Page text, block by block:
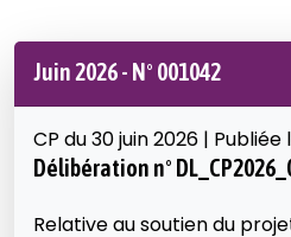
Juin 2026 - N° 001042
CP du 30 juin 2026 | Publiée
Délibération n°
Relative au soutien du